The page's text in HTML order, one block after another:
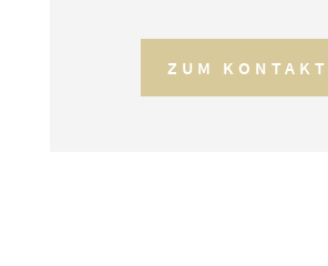
ZUM KONTAKT